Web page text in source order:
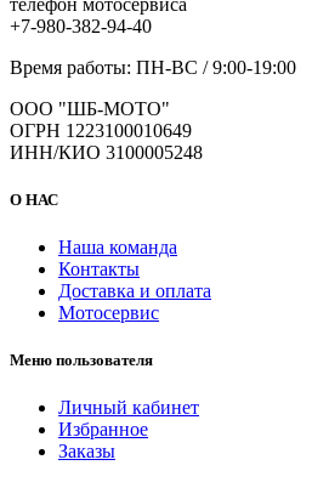
+7-980-382-94-40
Время работы: ПН-ВС / 9:00-19:00
ООО "ШБ-МОТО"
ОГРН 1223100010649
ИНН/КИО 3100005248
О НАС
Наша команда
Контакты
Доставка и оплата
Мотосервис
Меню пользователя
Личный кабинет
Избранное
Заказы